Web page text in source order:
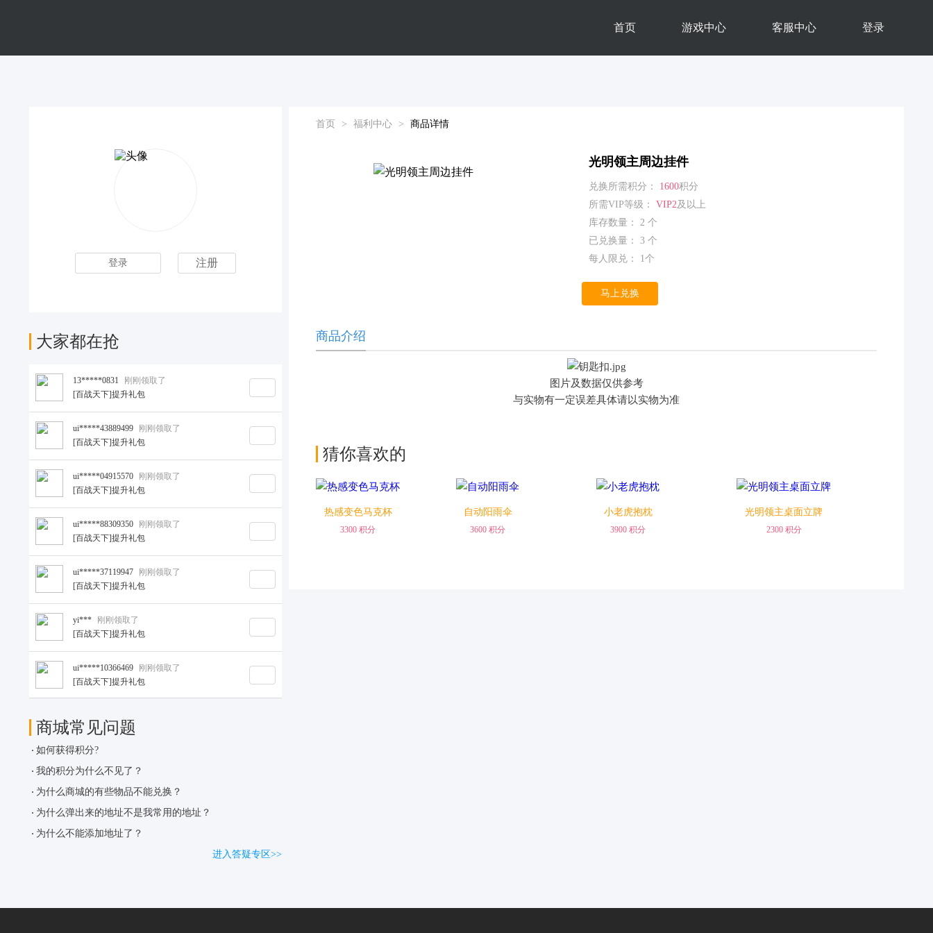
首页 游戏中心 客服中心 登录
登录 注册
大家都在抢
13*****0831
刚刚领取了
[百战天下]提升礼包
ui*****43889499
刚刚领取了
[百战天下]提升礼包
ui*****04915570
刚刚领取了
[百战天下]提升礼包
ui*****88309350
刚刚领取了
[百战天下]提升礼包
ui*****37119947
刚刚领取了
[百战天下]提升礼包
yi***
刚刚领取了
[百战天下]提升礼包
ui*****10366469
刚刚领取了
[百战天下]提升礼包
小老虎抱枕
ui*****96928317
自动阳雨伞
ph*****7466020 刚刚兑换了
商城常见问题
如何获得积分?
我的积分为什么不见了？
为什么商城的有些物品不能兑换？
为什么弹出来的地址不是我常用的地址？
为什么不能添加地址了？
进入答疑专区>>
首页 > 福利中心 > 商品详情
光明领主周边挂件
兑换所需积分： 1600积分
所需VIP等级： VIP2及以上
库存数量： 2 个
已兑换量： 3 个
每人限兑： 1个
马上兑换
商品介绍
图片及数据仅供参考
与实物有一定误差具体请以实物为准
猜你喜欢的
热感变色马克杯
3300 积分
自动阳雨伞
3600 积分
小老虎抱枕
3900 积分
光明领主桌面立牌
2300 积分